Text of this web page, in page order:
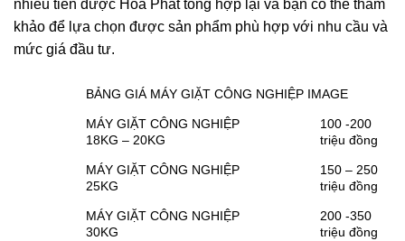
nhiêu tiền được Hòa Phát tổng hợp lại và bạn có thể tham
khảo để lựa chọn được sản phẩm phù hợp với nhu cầu và
mức giá đầu tư.
BẢNG GIÁ MÁY GIẶT CÔNG NGHIỆP IMAGE
MÁY GIẶT CÔNG NGHIỆP
18KG – 20KG
100 -200
triệu đồng
MÁY GIẶT CÔNG NGHIỆP
25KG
150 – 250
triệu đồng
MÁY GIẶT CÔNG NGHIỆP
30KG
200 -350
triệu đồng